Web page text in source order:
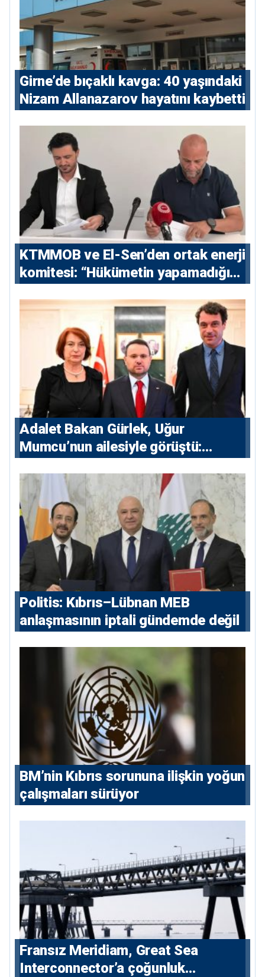
Girne’de bıçaklı kavga: 40 yaşındaki
Nizam Allanazarov hayatını kaybetti
KTMMOB ve El-Sen’den ortak enerji
komitesi: “Hükümetin yapamadığını
Adalet Bakan Gürlek, Uğur
Mumcu’nun ailesiyle görüştü:
devlet isterse her olayı ortaya
çıkarır”
Politis: Kıbrıs–Lübnan MEB
anlaşmasının iptali gündemde değil
BM’nin Kıbrıs sorununa ilişkin yoğun
çalışmaları sürüyor
Fransız Meridiam, Great Sea
Interconnector’a çoğunluk